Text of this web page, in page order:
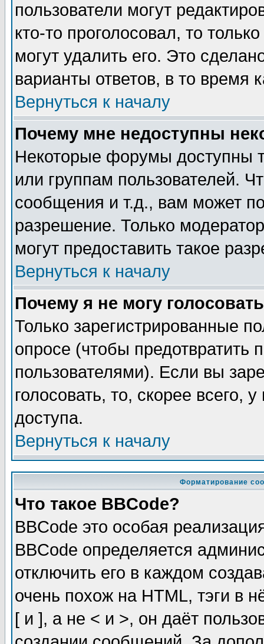
пользователи могут
кто-то проголосовал, то
могут удалить его. Это
варианты ответов, в то время
Вернуться к началу
Почему мне недоступны
Некоторые форумы доступны
или группам пользователей.
сообщения и т.д., вам может
разрешение. Только
могут предоставить такое
Вернуться к началу
Почему я не могу
Только зарегистрированные
опросе (чтобы предотвратить
пользователями). Если вы
голосовать, то, скорее всего,
доступа.
Вернуться к началу
Форматирование
Что такое BBCode?
BBCode это особая
BBCode определяется
отключить его в каждом
очень похож на HTML, тэги в
[ и ], а не < и >, он даёт